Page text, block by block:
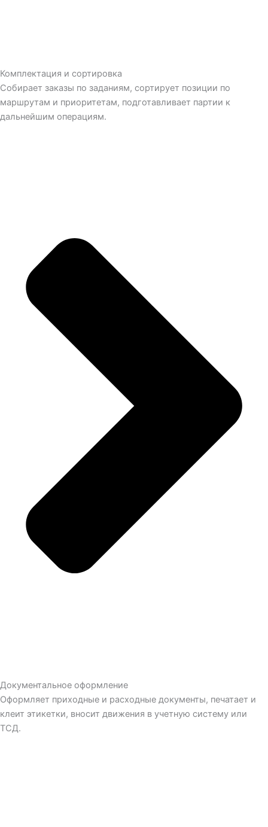
Комплектация и сортировка
Собирает заказы по заданиям, сортирует позиции по
маршрутам и приоритетам, подготавливает партии к
дальнейшим операциям.
Документальное оформление
Оформляет приходные и расходные документы, печатает и
клеит этикетки, вносит движения в учетную систему или
ТСД.